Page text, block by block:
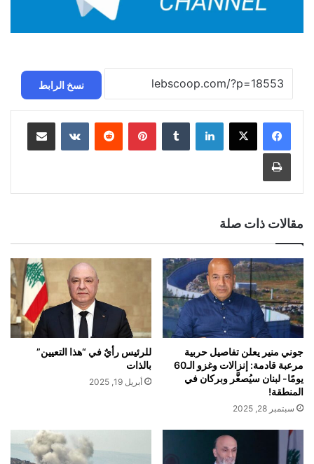
نسخ الرابط
لينكدإن بينتيريست مشاركة عبر البريد
طباعة
مقالات ذات صلة
جوني منير يعلن تفاصيل حربية
مرعبة قادمة: إنزالات وغزو الـ60
يومًا- لبنان سيُصغَّر وبركان في
المنطقة!
سبتمبر 28, 2025
للرئيس رأيٌ في “هذا التعيين”
بالذات
أبريل 19, 2025